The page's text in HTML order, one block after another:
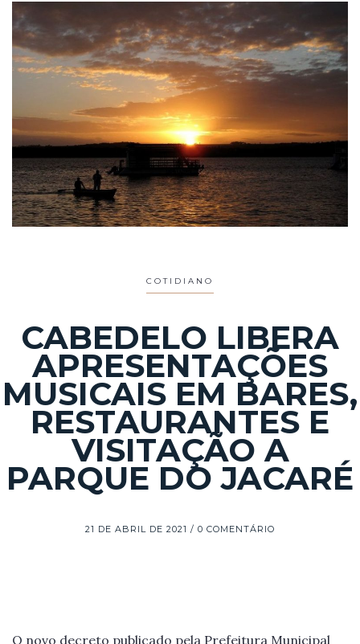
COTIDIANO
CABEDELO LIBERA
APRESENTAÇÕES
MUSICAIS EM BARES,
RESTAURANTES E
VISITAÇÃO A
PARQUE DO JACARÉ
21 DE ABRIL DE 2021 0 COMENTÁRIO
O novo decreto publicado pela Prefeitura Municipal